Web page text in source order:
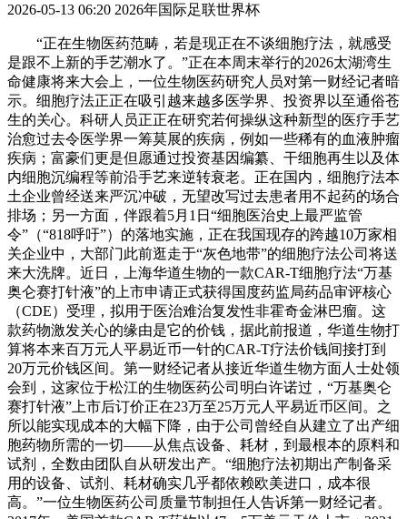
2026-05-13 06:20 2026年国际足联世界杯
“正在生物医药范畴，若是现正在不谈细胞疗法，就感受
是跟不上新的手艺潮水了。”正在本周末举行的2026太湖湾生
命健康将来大会上，一位生物医药研究人员对第一财经记者暗
示。细胞疗法正正在吸引越来越多医学界、投资界以至通俗苍
生的关心。科研人员正正在研究若何操纵这种新型的医疗手艺
治愈过去令医学界一筹莫展的疾病，例如一些稀有的血液肿瘤
疾病；富豪们更是但愿通过投资基因编纂、干细胞再生以及体
内细胞沉编程等前沿手艺来逆转衰老。正在国内，细胞疗法本
土企业曾经送来严沉冲破，无望改写过去患者用不起药的场合
排场；另一方面，伴跟着5月1日“细胞医治史上最严监管
令”（“818呼吁”）的落地实施，正在我国现存的跨越10万家相
关企业中，大部门此前逛走于“灰色地带”的细胞疗法公司将送
来大洗牌。近日，上海华道生物的一款CAR-T细胞疗法“万基
奥仑赛打针液”的上市申请正式获得国度药监局药品审评核心
（CDE）受理，拟用于医治难治复发性非霍奇金淋巴瘤。这
款药物激发关心的缘由是它的价钱，据此前报道，华道生物打
算将本来百万元人平易近币一针的CAR-T疗法价钱间接打到
20万元价钱区间。第一财经记者从接近华道生物方面人士处领
会到，这家位于松江的生物医药公司明白许诺过，“万基奥仑
赛打针液”上市后订价正在23万至25万元人平易近币区间。之
所以能实现成本的大幅下降，由于公司曾经自从建立了出产细
胞药物所需的一切——从焦点设备、耗材，到最根本的原料和
试剂，全数由团队自从研发出产。“细胞疗法初期出产制备采
用的设备、试剂、耗材确实几乎都依赖欧美进口，成本很
高。”一位生物医药公司质量节制担任人告诉第一财经记者。